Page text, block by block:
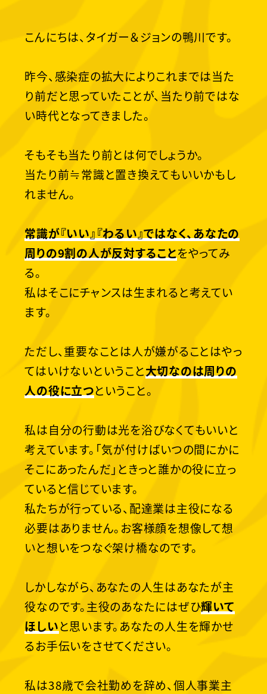
こんにちは、タイガー＆ジョンの鴨川です。
昨今、感染症の拡大によりこれまでは当た
り前だと思っていたことが、当たり前ではな
い時代となってきました。
そもそも当たり前とは何でしょうか。
当たり前≒常識と置き換えてもいいかもし
れません。
常識が『いい』『わるい』ではなく、あなたの
周りの9割の人が反対することをやってみ
る。
私はそこにチャンスは生まれると考えてい
ます。
ただし、重要なことは人が嫌がることはやっ
てはいけないということ大切なのは周りの
人の役に立つということ。
私は自分の行動は光を浴びなくてもいいと
考えています。「気が付けばいつの間にかに
そこにあったんだ」ときっと誰かの役に立っ
ていると信じています。
私たちが行っている、配達業は主役になる
必要はありません。お客様顔を想像して想
いと想いをつなぐ架け橋なのです。
しかしながら、あなたの人生はあなたが主
役なのです。主役のあなたにはぜひ輝いて
ほしいと思います。あなたの人生を輝かせ
るお手伝いをさせてください。
私は38歳で会社勤めを辞め、個人事業主